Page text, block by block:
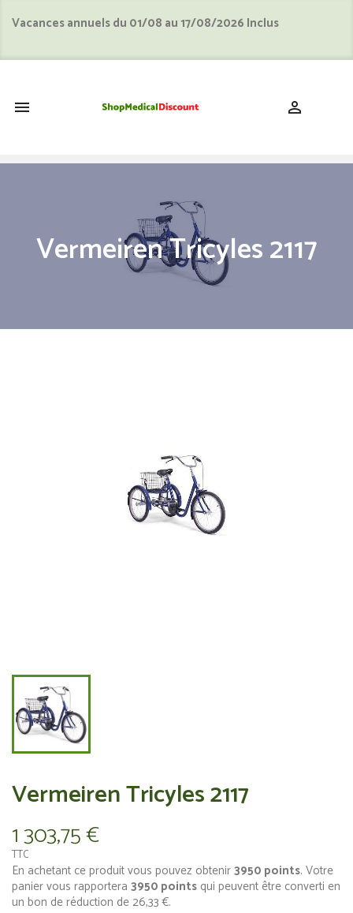
Vacances annuels du 01/08 au 17/08/2026 Inclus
 
Vermeiren Tricyles 2117
Vermeiren Tricyles 2117
1 303,75 €
TTC
En achetant ce produit vous pouvez obtenir3950 points. Votre
panier vous rapportera 3950 points qui peuvent être converti en
un bon de réduction de26,33 €.